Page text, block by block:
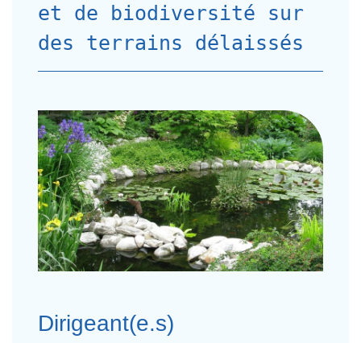
et de biodiversité sur
des terrains délaissés
Dirigeant(e.s)